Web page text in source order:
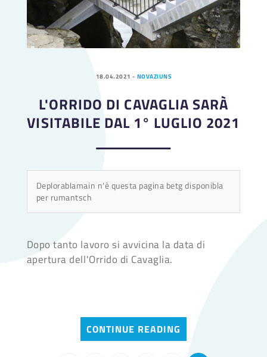
18.04.2021 - NOVAZIUNS
L'ORRIDO DI CAVAGLIA SARÀ
VISITABILE DAL 1° LUGLIO 2021
Deplorablamain n'è questa pagina betg disponibla
per rumantsch
Dopo tanto lavoro si avvicina la data di
apertura dell'Orrido di Cavaglia.
CONTINUE READING